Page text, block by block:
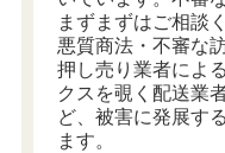
まずまずはご相談
悪質商法・不審な
押し売り業者によ
クスを覗く配送業
ど、被害に発展す
ます。